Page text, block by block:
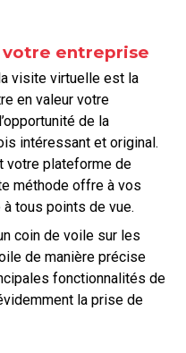
votre entreprise
visite virtuelle est la
en valeur votre
de la
intéressant et original.
votre plateforme de
méthode offre à vos
tous points de vue.
coin de voile sur les
de manière précise
fonctionnalités de
la prise de